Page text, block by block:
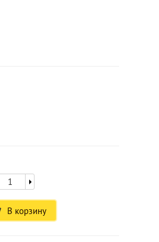
В корзину